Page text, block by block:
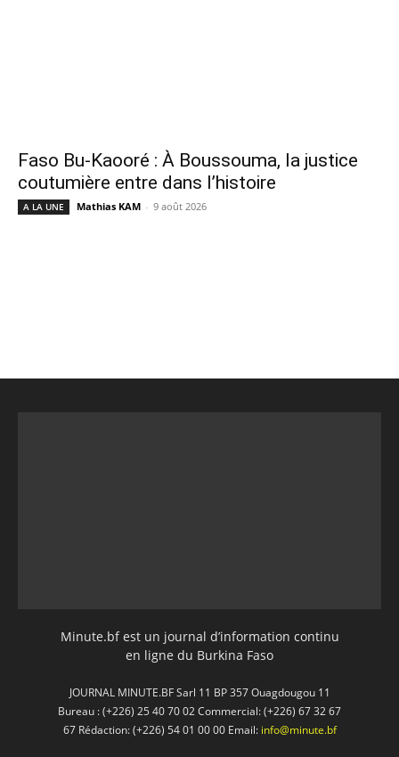
Faso Bu-Kaooré : À Boussouma, la justice
coutumière entre dans l’histoire
A LA UNE Mathias KAM - 9 août 2026
Minute.bf est un journal d’information continu
en ligne du Burkina Faso
JOURNAL MINUTE.BF Sarl 11 BP 357 Ouagdougou 11
Bureau : (+226) 25 40 70 02 Commercial: (+226) 67 32 67
67 Rédaction: (+226) 54 01 00 00 Email: info@minute.bf